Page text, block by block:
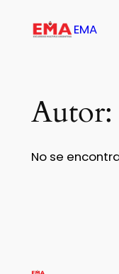
EMA
Autor:
No se